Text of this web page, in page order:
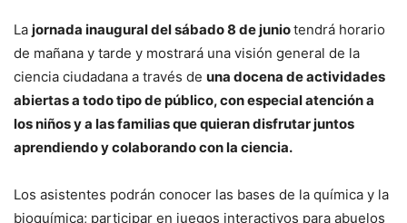
La jornada inaugural del sábado 8 de juniotendrá horario
de mañana y tarde y mostrará una visión general de la
ciencia ciudadana a través de una docena de actividades
abiertas a todo tipo de público, con especial atención a
los niños y a las familias que quieran disfrutar juntos
aprendiendo y colaborando con la ciencia.
Los asistentes podrán conocer las bases de la química y la
bioquímica; participar en juegos interactivos para abuelos